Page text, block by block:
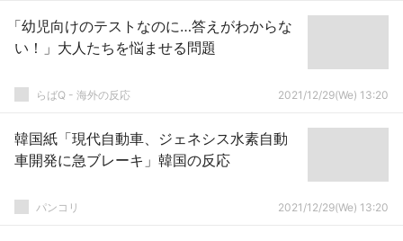
「幼児向けのテストなのに…答えがわからな
い！」大人たちを悩ませる問題
らばQ - 海外の反応 2021/12/29(We) 13:20
韓国紙「現代自動車、ジェネシス水素自動
車開発に急ブレーキ」韓国の反応
パンコリ 2021/12/29(We) 13:20